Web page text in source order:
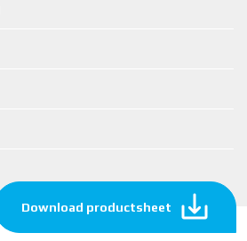
Download productsheet